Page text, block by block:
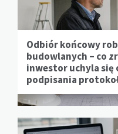
Odbiór końcowy
budowlanych – co
inwestor uchyla się
podpisania